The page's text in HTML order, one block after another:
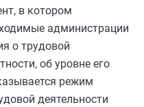
в котором
администрации
о трудовой
об уровне его
режим
деятельности